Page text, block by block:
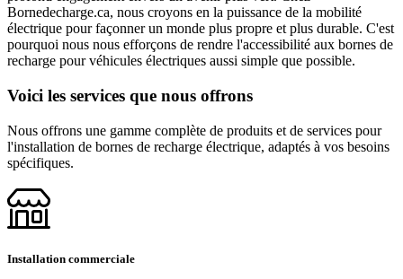
Bornedecharge.ca, nous croyons en la puissance de la mobilité
électrique pour façonner un monde plus propre et plus durable. C'est
pourquoi nous nous efforçons de rendre l'accessibilité aux bornes de
recharge pour véhicules électriques aussi simple que possible.
Voici les services que nous offrons
Nous offrons une gamme complète de produits et de services pour
l'installation de bornes de recharge électrique, adaptés à vos besoins
spécifiques.
Installation commerciale